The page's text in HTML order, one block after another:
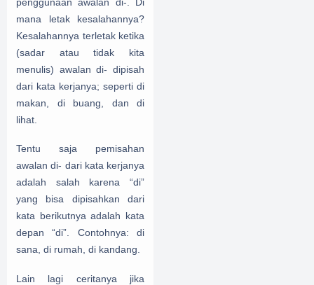
mana letak kesalahannya?
Kesalahannya terletak ketika
(sadar atau tidak kita
menulis) awalan di- dipisah
dari kata kerjanya; seperti di
makan, di buang, dan di
lihat.
Tentu saja pemisahan
awalan di- dari kata kerjanya
adalah salah karena “di”
yang bisa dipisahkan dari
kata berikutnya adalah kata
depan “di”. Contohnya: di
sana, di rumah, di kandang.
Lain lagi ceritanya jika